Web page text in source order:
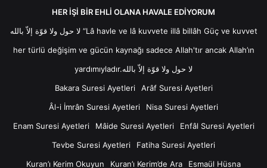
HER İŞİ BİR EHLİ OLANA HAVALE EDİYORUM
لا حول ولا قوّة إلاّ بالله “Lâ havle ve lâ kuvvete illâ billâh Güç ve kuvvet
her türlü değişim ve gücün kaynağı sadece Allah'tır ancak Allah’ın
yardımıyladır.لا حول ولا قوّة إلاّ بالله
Bakara Suresi Ayetleri
Arâf Suresi Ayetleri
Âl-i İmrân Suresi Ayetleri
Nisa Suresi Ayetleri
Enam Suresi Ayetleri
Mâide Suresi Ayetleri
Enfâl Suresi Ayetleri
Tevbe Suresi Ayetleri
Fatiha Suresi Ayetleri
Kuran’ı Kerim Okuyun
Kuran’ı Kerim’de Ara Esmaül Hüsna